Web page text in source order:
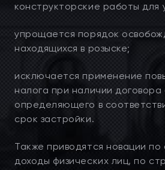
конструкторские работы для
упрощается порядок
находящихся в розыске;
исключается применение
налога при наличии
определяющего в
срок застройки.
Также приводятся новации
доходы физических лиц, по